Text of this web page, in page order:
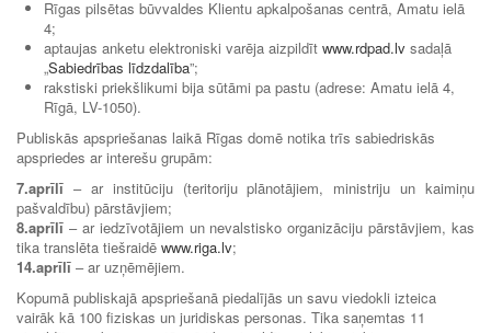
Rīgas pilsētas būvvaldes Klientu apkalpošanas centrā, Amatu ielā
4;
aptaujas anketu elektroniski varēja aizpildīt www.rdpad.lv sadaļā
„Sabiedrības līdzdalība”;
rakstiski priekšlikumi bija sūtāmi pa pastu (adrese: Amatu ielā 4,
Rīgā, LV-1050).
Publiskās apspriešanas laikā Rīgas domē notika trīs sabiedriskās
apspriedes ar interešu grupām:
7.aprīlī – ar institūciju (teritoriju plānotājiem, ministriju un kaimiņu
pašvaldību) pārstāvjiem;
8.aprīlī – ar iedzīvotājiem un nevalstisko organizāciju pārstāvjiem, kas
tika translēta tiešraidē www.riga.lv;
14.aprīlī – ar uzņēmējiem.
Kopumā publiskajā apspriešanā piedalījās un savu viedokli izteica
vairāk kā 100 fiziskas un juridiskas personas. Tika saņemtas 11